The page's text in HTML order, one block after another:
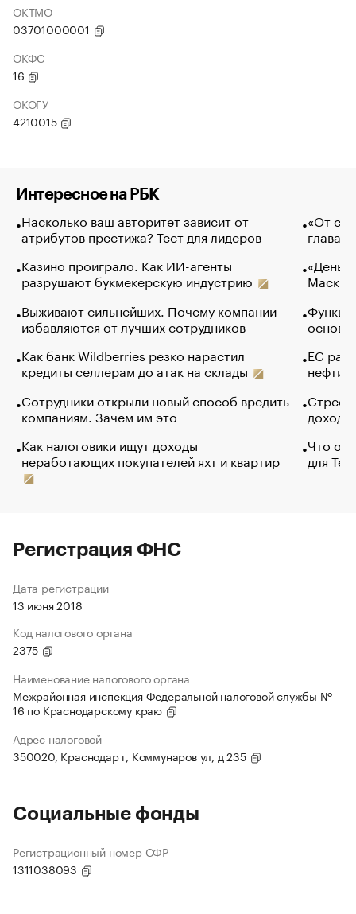
ОКТМО
03701000001
ОКФС
16
ОКОГУ
4210015
Интересное на РБК
Насколько ваш авторитет зависит от
атрибутов престижа? Тест для лидеров
Казино проиграло. Как ИИ-агенты
разрушают букмекерскую индустрию
Выживают сильнейших. Почему компании
избавляются от лучших сотрудников
Как банк Wildberries резко нарастил
кредиты селлерам до атак на склады
Сотрудники открыли новый способ вредить
компаниям. Зачем им это
Как налоговики ищут доходы
неработающих покупателей яхт и квартир
«От
глава
Маск в
основ
ЕС
нефти
Что
для
Регистрация ФНС
Дата регистрации
13 июня 2018
Код налогового органа
2375
Наименование налогового органа
Межрайонная инспекция Федеральной налоговой службы №
16 по Краснодарскому краю
Адрес налоговой
350020, Краснодар г, Коммунаров ул, д 235
Социальные фонды
Регистрационный номер СФР
1311038093